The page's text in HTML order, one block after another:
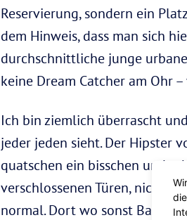
Reservierung, sondern ein
dem Hinweis, dass man sich
durchschnittliche junge
keine Dream Catcher am Ohr
Ich bin ziemlich überrascht
jeder jeden sieht. Der Hipster
quatschen ein bisschen und
verschlossenen Türen, nicht
normal. Dort wo sonst